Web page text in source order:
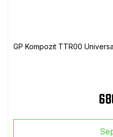
GP Kompozit TTR00